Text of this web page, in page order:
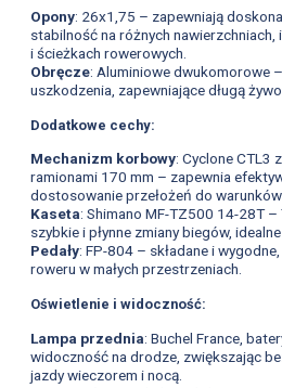
Opony: 26x1,75 – zapewniają
stabilność na różnych
i ścieżkach rowerowych.
Obręcze: Aluminiowe dwukomorowe
uszkodzenia, zapewniające długą
Dodatkowe cechy:
Mechanizm korbowy: Cyclone CTL3
ramionami 170 mm – zapewnia
dostosowanie przełożeń do
Kaseta: Shimano MF-TZ500 14-28T
szybkie i płynne zmiany biegów,
Pedały: FP-804 – składane i
roweru w małych przestrzeniach.
Oświetlenie i widoczność:
Lampa przednia: Buchel France,
widoczność na drodze, zwiększając
jazdy wieczorem i nocą.